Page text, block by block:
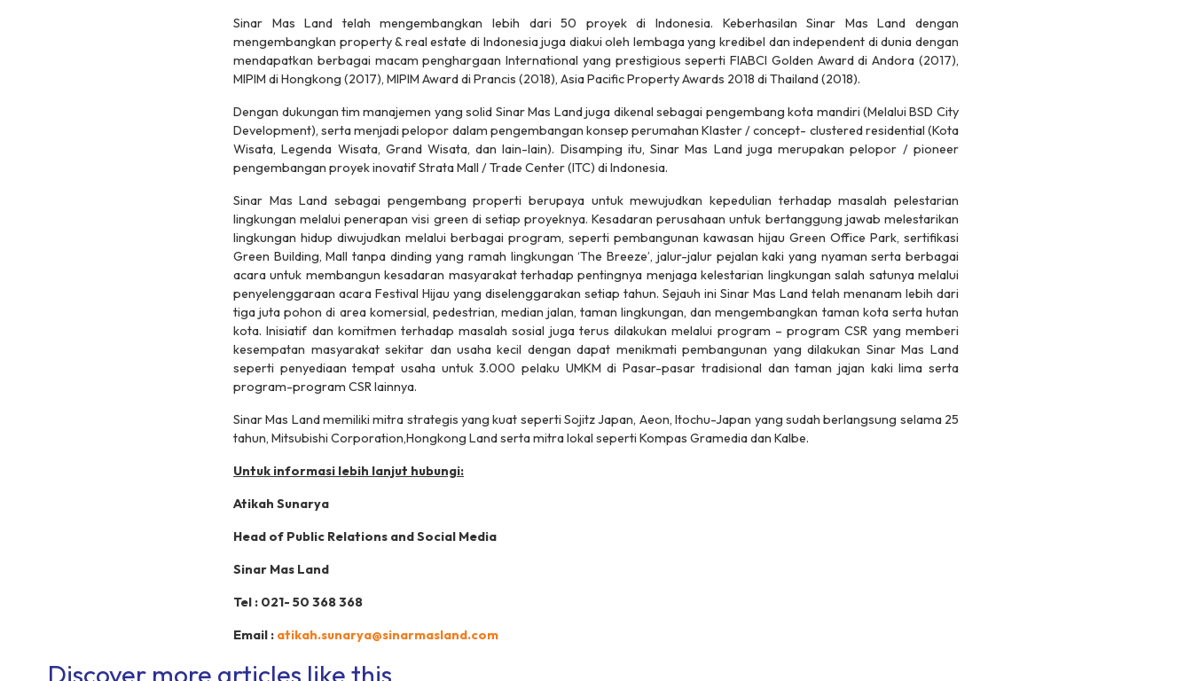
Sinar Mas Land telah mengembangkan lebih dari 50 proyek di Indonesia. Keberhasilan Sinar Mas Land dengan
mengembangkan property & real estate di Indonesia juga diakui oleh lembaga yang kredibel dan independent di dunia dengan
mendapatkan berbagai macam penghargaan International yang prestigious seperti FIABCI Golden Award di Andora (2017),
MIPIM di Hongkong (2017), MIPIM Award di Prancis (2018), Asia Pacific Property Awards 2018 di Thailand (2018).
Dengan dukungan tim manajemen yang solid Sinar Mas Land juga dikenal sebagai pengembang kota mandiri (Melalui BSD City
Development), serta menjadi pelopor dalam pengembangan konsep perumahan Klaster / concept- clustered residential (Kota
Wisata, Legenda Wisata, Grand Wisata, dan lain-lain). Disamping itu, Sinar Mas Land juga merupakan pelopor / pioneer
pengembangan proyek inovatif Strata Mall / Trade Center (ITC) di Indonesia.
Sinar Mas Land sebagai pengembang properti berupaya untuk mewujudkan kepedulian terhadap masalah pelestarian
lingkungan melalui penerapan visi green di setiap proyeknya. Kesadaran perusahaan untuk bertanggung jawab melestarikan
lingkungan hidup diwujudkan melalui berbagai program, seperti pembangunan kawasan hijau Green Office Park, sertifikasi
Green Building, Mall tanpa dinding yang ramah lingkungan ‘The Breeze’, jalur-jalur pejalan kaki yang nyaman serta berbagai
acara untuk membangun kesadaran masyarakat terhadap pentingnya menjaga kelestarian lingkungan salah satunya melalui
penyelenggaraan acara Festival Hijau yang diselenggarakan setiap tahun. Sejauh ini Sinar Mas Land telah menanam lebih dari
tiga juta pohon di area komersial, pedestrian, median jalan, taman lingkungan, dan mengembangkan taman kota serta hutan
kota. Inisiatif dan komitmen terhadap masalah sosial juga terus dilakukan melalui program – program CSR yang memberi
kesempatan masyarakat sekitar dan usaha kecil dengan dapat menikmati pembangunan yang dilakukan Sinar Mas Land
seperti penyediaan tempat usaha untuk 3.000 pelaku UMKM di Pasar-pasar tradisional dan taman jajan kaki lima serta
program-program CSR lainnya.
Sinar Mas Land memiliki mitra strategis yang kuat seperti Sojitz Japan, Aeon, Itochu-Japan yang sudah berlangsung selama 25
tahun, Mitsubishi Corporation,Hongkong Land serta mitra lokal seperti Kompas Gramedia dan Kalbe.
Untuk informasi lebih lanjut hubungi:
Atikah Sunarya
Head of Public Relations and Social Media
Sinar Mas Land
Tel : 021- 50 368 368
Email : atikah.sunarya@sinarmasland.com
Discover more articles like this